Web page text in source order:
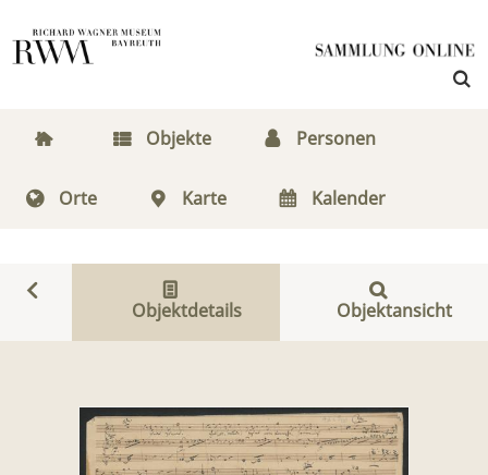
Objekte Personen
Orte Karte Kalender
Objektdetails Objektansicht